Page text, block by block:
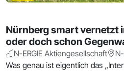
Nürnberg smart vernetzt
oder doch schon
N-ERGIE Aktiengesellschaft
Was genau ist eigentlich das